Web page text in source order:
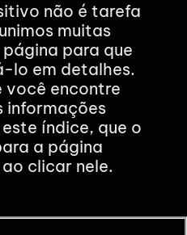
não é tarefa
muitas
para que
lo em detalhes.
você encontre
informações
índice, que o
a página
clicar nele.